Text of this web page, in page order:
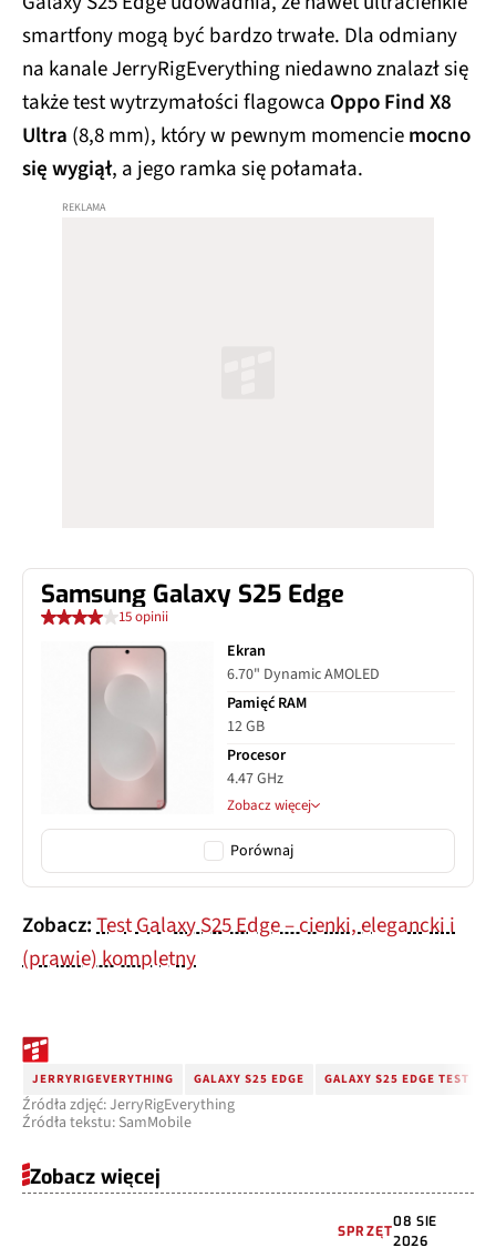
smartfony mogą być bardzo trwałe. Dla odmiany
na kanale JerryRigEverything niedawno znalazł się
także test wytrzymałości flagowca Oppo Find X8
Ultra (8,8 mm), który w pewnym momenciemocno
się wygiął, a jego ramka się połamała.
Samsung Galaxy S25 Edge
15 opinii
Ekran
6.70" Dynamic AMOLED
Pamięć RAM
12 GB
Procesor
4.47 GHz
Zobacz więcej
Porównaj
Zobacz:Test Galaxy S25 Edge – cienki, elegancki i
(prawie) kompletny
JERRYRIGEVERYTHING GALAXY S25 EDGE GALAXY S25 EDGE TEST
Źródła zdjęć: JerryRigEverything
Źródła tekstu: SamMobile
Zobacz więcej
SPRZĘT
08 SIE
2026